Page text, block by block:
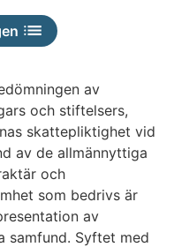
av
och stiftelsers,
skattepliktighet vid
av de allmännyttiga
och
som bedrivs är
av
samfund. Syftet med